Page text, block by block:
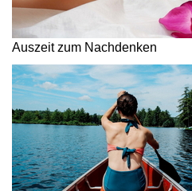
Auszeit zum Nachdenken